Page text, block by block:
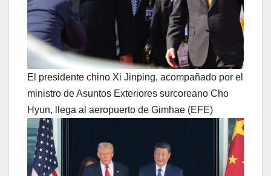
El presidente chino Xi Jinping, acompañado por el
ministro de Asuntos Exteriores surcoreano Cho
Hyun, llega al aeropuerto de Gimhae (EFE)